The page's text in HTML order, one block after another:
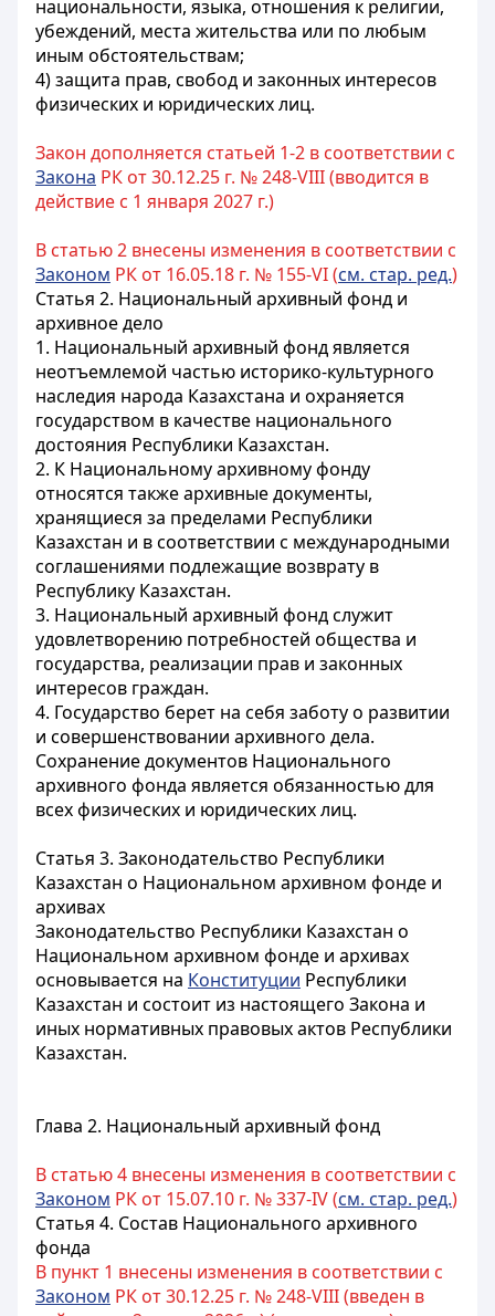
национальности, языка, отношения к религии,
убеждений, места жительства или по любым
иным обстоятельствам;
4) защита прав, свобод и законных интересов
физических и юридических лиц.
Закон дополняется статьей 1-2 в соответствии с
Закона РК от 30.12.25 г. № 248-VIII (вводится в
действие с 1 января 2027 г.)
В статью 2 внесены изменения в соответствии с
Законом РК от 16.05.18 г. № 155-VI (см. стар. ред.)
Статья 2. Национальный архивный фонд и
архивное дело
1. Национальный архивный фонд является
неотъемлемой частью историко-культурного
наследия народа Казахстана и охраняется
государством в качестве национального
достояния Республики Казахстан.
2. К Национальному архивному фонду
относятся также архивные документы,
хранящиеся за пределами Республики
Казахстан и в соответствии с международными
соглашениями подлежащие возврату в
Республику Казахстан.
3. Национальный архивный фонд служит
удовлетворению потребностей общества и
государства, реализации прав и законных
интересов граждан.
4. Государство берет на себя заботу о развитии
и совершенствовании архивного дела.
Сохранение документов Национального
архивного фонда является обязанностью для
всех физических и юридических лиц.
Статья 3. Законодательство Республики
Казахстан о Национальном архивном фонде и
архивах
Законодательство Республики Казахстан о
Национальном архивном фонде и архивах
основывается на Конституции Республики
Казахстан и состоит из настоящего Закона и
иных нормативных правовых актов Республики
Казахстан.
Глава 2. Национальный архивный фонд
В статью 4 внесены изменения в соответствии с
Законом РК от 15.07.10 г. № 337-IV (см. стар. ред.)
Статья 4. Состав Национального архивного
фонда
В пункт 1 внесены изменения в соответствии с
Законом РК от 30.12.25 г. № 248-VIII (введен в